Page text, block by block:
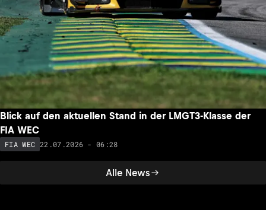
Alle News
Blick auf den aktuellen Stand in der LMGT3-Klasse der
FIA WEC
FIA WEC 22.07.2026 - 06:28